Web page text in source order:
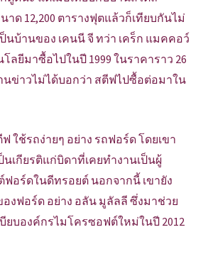
ด 12,200 ตารางฟุตแล้วก็เทียบกันไม่
นบ้านของ เคนนี จี ทว่า เคร็ก แมคคอว์
ลยีมาซื้อไปในปี 1999 ในราคาราว 26
นข่าวไม่ได้บอกว่า สตีฟไปซื้อต่อมาใน
ใช้รถง่ายๆ อย่าง รถฟอร์ด โดยเขา
นเกียรติแก่บิดาที่เคยทำงานเป็นผู้
อร์ดในดีทรอยต์ นอกจากนี้ เขายัง
งฟอร์ด อย่าง อลัน มูลัลลี ซึ่งมาช่วย
ยบองค์กรไมโครซอฟต์ใหม่ในปี 2012